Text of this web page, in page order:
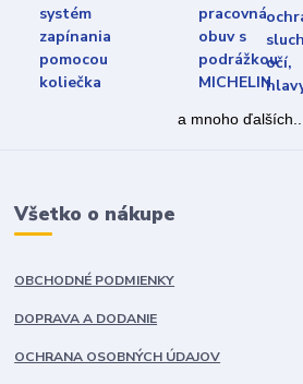
a mnoho ďalších....
Všetko o nákupe
OBCHODNÉ PODMIENKY
DOPRAVA A DODANIE
OCHRANA OSOBNÝCH ÚDAJOV